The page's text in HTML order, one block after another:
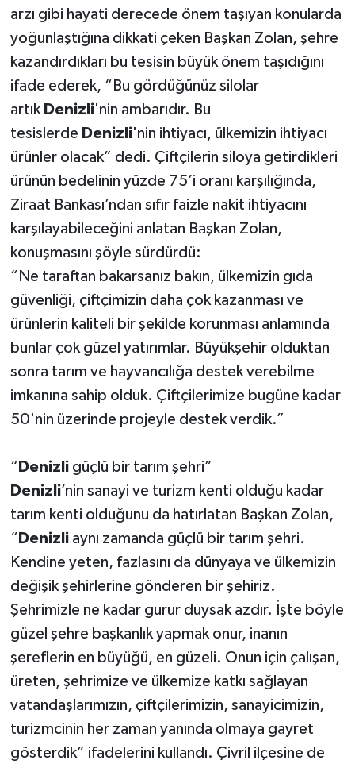
arzı gibi hayati derecede önem taşıyan konularda
yoğunlaştığına dikkati çeken Başkan Zolan, şehre
kazandırdıkları bu tesisin büyük önem taşıdığını
ifade ederek, “Bu gördüğünüz silolar
artık Denizli'nin ambarıdır. Bu
tesislerde Denizli'nin ihtiyacı, ülkemizin ihtiyacı
ürünler olacak” dedi. Çiftçilerin siloya getirdikleri
ürünün bedelinin yüzde 75’i oranı karşılığında,
Ziraat Bankası’ndan sıfır faizle nakit ihtiyacını
karşılayabileceğini anlatan Başkan Zolan,
konuşmasını şöyle sürdürdü:
“Ne taraftan bakarsanız bakın, ülkemizin gıda
güvenliği, çiftçimizin daha çok kazanması ve
ürünlerin kaliteli bir şekilde korunması anlamında
bunlar çok güzel yatırımlar. Büyükşehir olduktan
sonra tarım ve hayvancılığa destek verebilme
imkanına sahip olduk. Çiftçilerimize bugüne kadar
50'nin üzerinde projeyle destek verdik.”
“ Denizligüçlü bir tarım şehri”
Denizli’nin sanayi ve turizm kenti olduğu kadar
tarım kenti olduğunu da hatırlatan Başkan Zolan,
“ Denizliaynı zamanda güçlü bir tarım şehri.
Kendine yeten, fazlasını da dünyaya ve ülkemizin
değişik şehirlerine gönderen bir şehiriz.
Şehrimizle ne kadar gurur duysak azdır. İşte böyle
güzel şehre başkanlık yapmak onur, inanın
şereflerin en büyüğü, en güzeli. Onun için çalışan,
üreten, şehrimize ve ülkemize katkı sağlayan
vatandaşlarımızın, çiftçilerimizin, sanayicimizin,
turizmcinin her zaman yanında olmaya gayret
gösterdik” ifadelerini kullandı. Çivril ilçesine de